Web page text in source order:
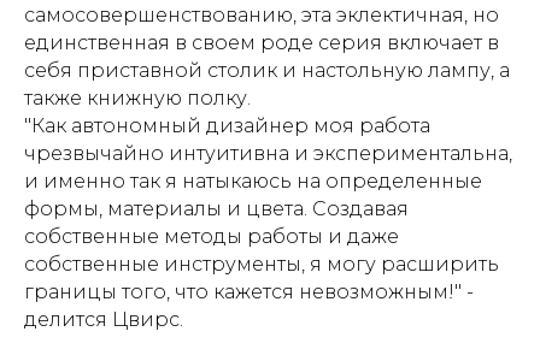
самосовершенствованию, эта эклектичная, но
единственная в своем роде серия включает в
себя приставной столик и настольную лампу, а
также книжную полку.
"Как автономный дизайнер моя работа
чрезвычайно интуитивна и экспериментальна,
и именно так я натыкаюсь на определенные
формы, материалы и цвета. Создавая
собственные методы работы и даже
собственные инструменты, я могу расширить
границы того, что кажется невозможным!" -
делится Цвирс.